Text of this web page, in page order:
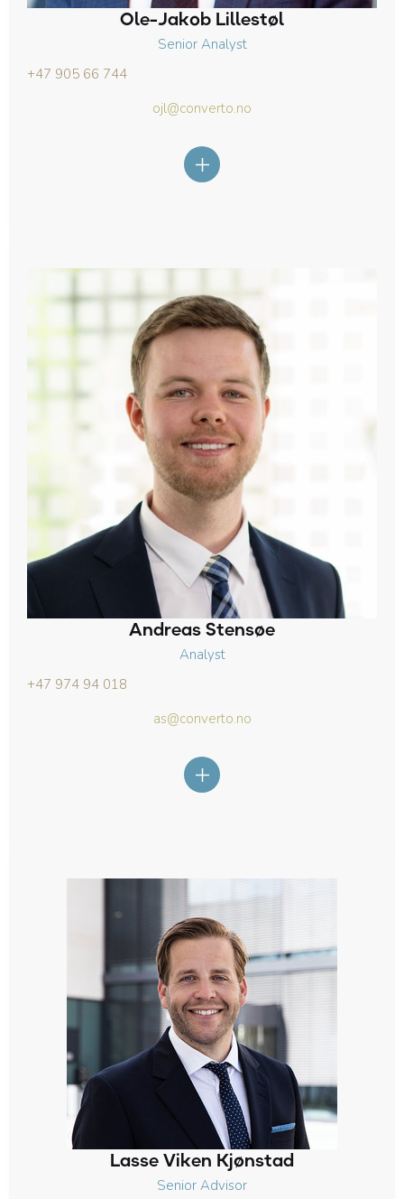
Ole-Jakob Lillestøl
Senior Analyst
+47 905 66 744
ojl@converto.no
Andreas Stensøe
Analyst
+47 974 94 018
as@converto.no
Lasse Viken Kjønstad
Senior Advisor